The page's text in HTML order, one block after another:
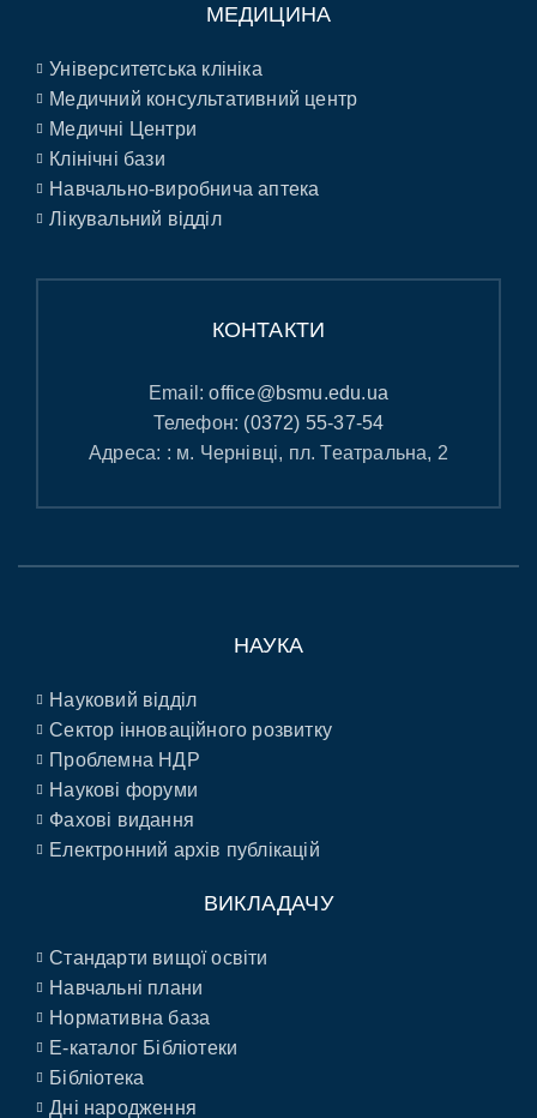
МЕДИЦИНА
Університетська клініка
Медичний консультативний центр
Медичні Центри
Клінічні бази
Навчально-виробнича аптека
Лікувальний відділ
КОНТАКТИ
Email:office@bsmu.edu.ua
Телефон: (0372) 55-37-54
Адреса: : м. Чернівці, пл. Театральна, 2
НАУКА
Науковий відділ
Сектор інноваційного розвитку
Проблемна НДР
Наукові форуми
Фахові видання
Електронний архів публікацій
ВИКЛАДАЧУ
Стандарти вищої освіти
Навчальні плани
Нормативна база
E-каталог Бібліотеки
Бібліотека
Дні народження